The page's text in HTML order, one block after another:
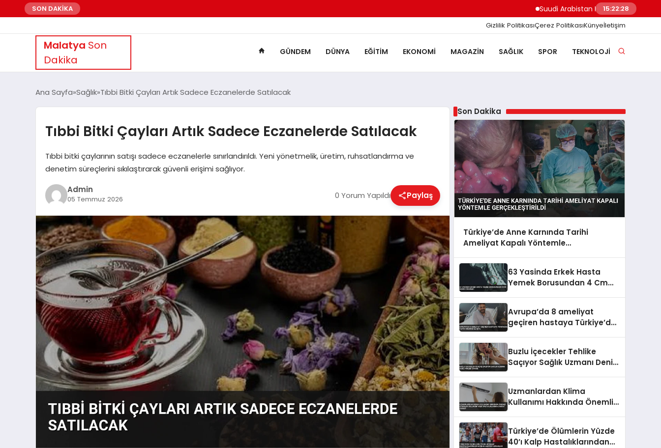
SON DAKİKA Suudi Arabistan Hudeyde Limanı’nı
15:22:29
Gizlilik PolitikasıÇerez PolitikasıKünyeİletişim
Malatya Son
Dakika
GÜNDEM DÜNYA EĞITIM EKONOMI MAGAZIN SAĞLIK SPOR TEKNOLOJI
Ana Sayfa Sağlık Tıbbi Bitki Çayları Artık Sadece Eczanelerde Satılacak
Tıbbi Bitki Çayları Artık Sadece Eczanelerde Satılacak
Tıbbi bitki çaylarının satışı sadece eczanelerle sınırlandırıldı. Yeni yönetmelik, üretim, ruhsatlandırma ve
denetim süreçlerini sıkılaştırarak güvenli erişimi sağlıyor.
Admin
05 Temmuz 2026 0 Yorum Yapıldı Paylaş
Son Dakika
Türkiye’de Anne Karnında Tarihi
Ameliyat Kapalı Yöntemle
63 Yasinda Erkek Hasta
Yemek Borusundan 4 Cm
Avrupa’da 8 ameliyat
geçiren hastaya Türkiye’de
Buzlu İçecekler Tehlike
Saçıyor Sağlık Uzmanı Deniz
Uzmanlardan Klima
Kullanımı Hakkında Önemli
Türkiye’de Ölümlerin Yüzde
40’ı Kalp Hastalıklarından